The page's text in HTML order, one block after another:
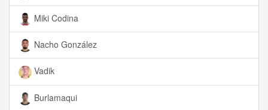
Miki Codina
Nacho González
Vadik
Burlamaqui